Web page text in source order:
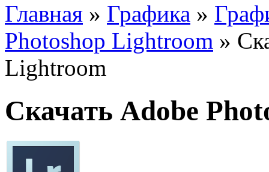
Главная » Графика »
Photoshop Lightroom »
Lightroom
Скачать Adobe